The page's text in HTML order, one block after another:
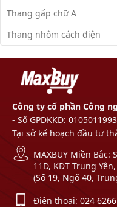
Thang gấp chữ A
Thang nhôm cách điện
Công ty cổ phần Công
- Số GPDKKD:
Tại sở kế hoạch đầu tư
MAXBUY Miền Bắc:
11D, KĐT Trung
(Số 19, Ngõ 40,
Điện thoại: 024